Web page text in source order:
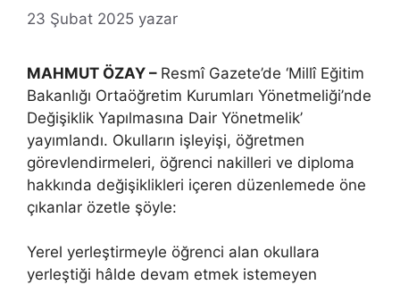
23 Şubat 2025 yazar
MAHMUT ÖZAY – Resmî Gazete’de ‘Millî Eğitim
Bakanlığı Ortaöğretim Kurumları Yönetmeliği’nde
Değişiklik Yapılmasına Dair Yönetmelik’
yayımlandı. Okulların işleyişi, öğretmen
görevlendirmeleri, öğrenci nakilleri ve diploma
hakkında değişiklikleri içeren düzenlemede öne
çıkanlar özetle şöyle:
Yerel yerleştirmeyle öğrenci alan okullara
yerleştiği hâlde devam etmek istemeyen